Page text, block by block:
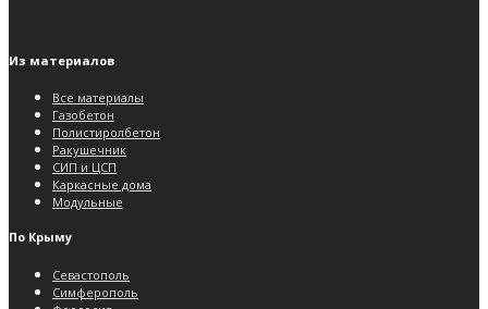
Из материалов
Все материалы
Газобетон
Полистиролбетон
Ракушечник
СИП и ЦСП
Каркасные дома
Модульные
По Крыму
Севастополь
Симферополь